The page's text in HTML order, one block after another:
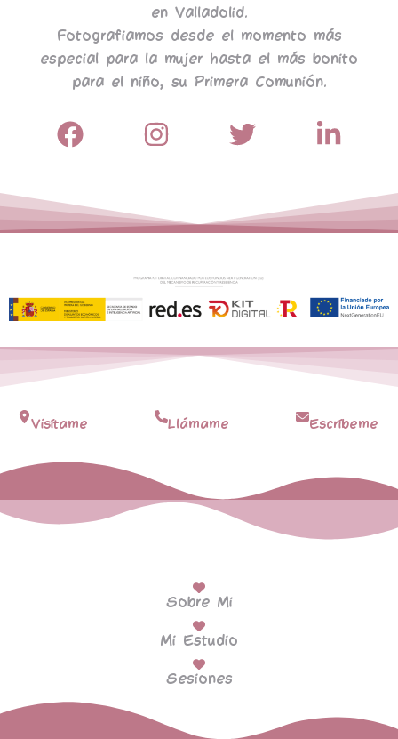
en Valladolid.
Fotografiamos desde el momento más
especial para la mujer hasta el más bonito
para el niño, su Primera Comunión.
Visítame Llámame Escríbeme
Sobre Mi
Mi Estudio
Sesiones